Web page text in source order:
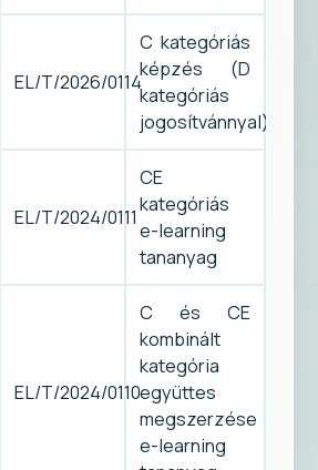
EL/T/2026/0114
C kategóriás
képzés (D
kategóriás
jogosítvánnyal)
EL/T/2024/0111
CE
kategóriás
e-learning
tananyag
EL/T/2024/0110
C és CE
kombinált
kategória
együttes
megszerzése
e-learning